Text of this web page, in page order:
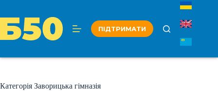
вмісту
ПІДТРИМАТИ
Категорія Заворицька гімназія